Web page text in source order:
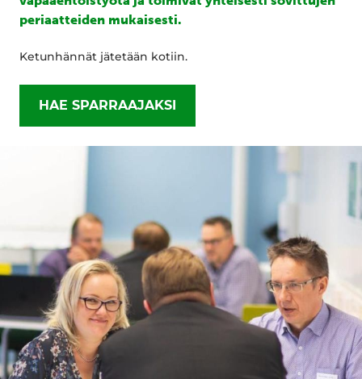
periaatteiden mukaisesti.
Ketunhännät jätetään kotiin.
HAE SPARRAAJAKSI